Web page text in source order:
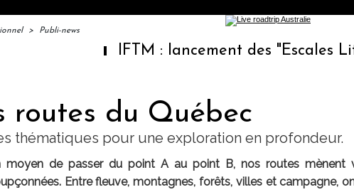
> Publi-news
IFTM : lancement des "Escales
routes du Québec
thématiques pour une exploration en profondeur.
moyen de passer du point A au point B, nos routes mènent
Entre fleuve, montagnes, forêts, villes et campagne, on